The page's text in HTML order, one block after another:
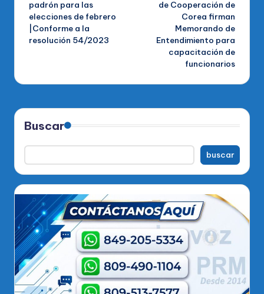
entradas
padrón para las
elecciones de febrero
|Conforme a la
resolución 54/2023
de Cooperación de
Corea firman
Memorando de
Entendimiento para
capacitación de
funcionarios
Buscar
buscar